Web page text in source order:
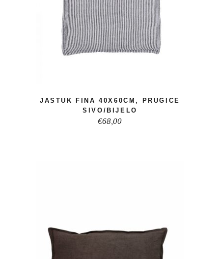
JASTUK FINA 40X60CM, PRUGICE
SIVO/BIJELO
€68,00